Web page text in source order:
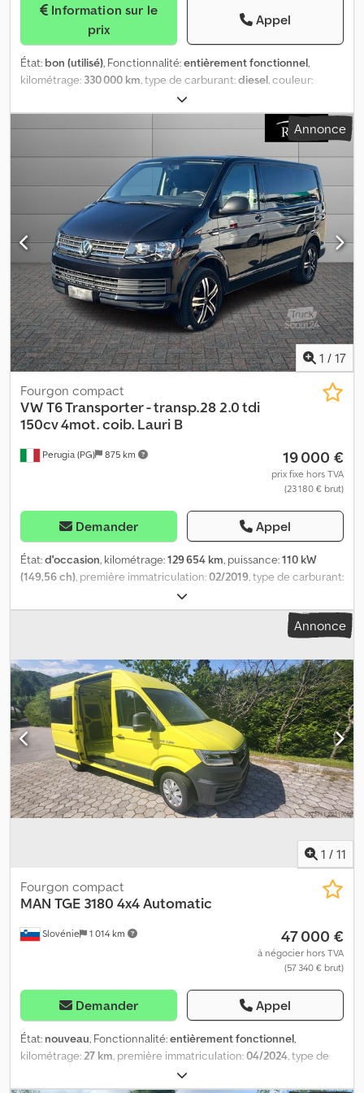
prix
Appel
État: bon (utilisé), Fonctionnalité:entièrement fonctionnel,
kilométrage: 330 000 km, type de carburant:diesel, couleur:
mécanique
Année de construction:2014, Équipement:ABS, climatisation,
Fourgon fermé Mercedes-Benz Citan d'occasion, première
poids total 1 950 kg, charge utile 520 kg, climatisation, ABS, Euro5
B, rétroviseurs et vitres électriques, radio, 330 000 km, bon état
général. Dwodpfeuiy Najx Aqrja
Annonce
1 / 17
Perugia (PG) 875 km
Fourgon compact
VWT6 Transporter - transp.28 2.0 tdi
150cv 4mot. coib. Lauri B
19 000 €
prix fixe hors TVA
(23 180 € brut)
Demander Appel
État:d'occasion, kilométrage:129 654 km, puissance:110 kW
(149,56 ch), première immatriculation:02/2019, type de carburant:
, poids maximal de charge:731 kg
4x2, type d'engrenage:mécanique, classe d'émission:Euro 6,
constituent pas un élément contractuel. Dwodpfx Ajzrm Upeqroa
Annonce
1 / 11
Slovénie 1 014 km
Fourgon compact
MAN TGE 3180 4x4 Automatic
47 000 €
à négocier hors TVA
(57 340 € brut)
Demander Appel
État: nouveau, Fonctionnalité:entièrement fonctionnel,
kilométrage:27 km, première immatriculation:04/2024, type de
diesel
d'engrenage:automatique, nombre de sièges:2, longueur totale: